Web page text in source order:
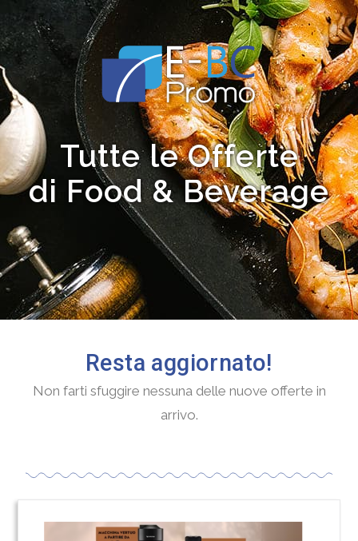
Tutte le Offerte
di Food & Beverage
Resta aggiornato!
Non farti sfuggire nessuna delle nuove offerte in
arrivo.